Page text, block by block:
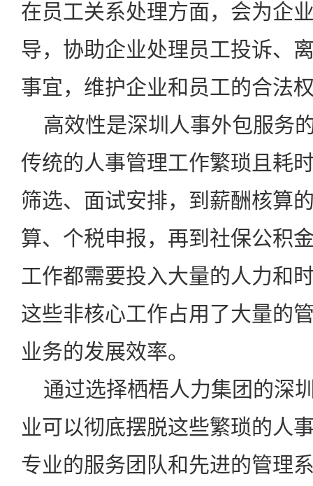
在员工关系处理方面，会为企
导，协助企业处理员工投诉、
事宜，维护企业和员工的合法
高效性是深圳人事外包服务
传统的人事管理工作繁琐且耗
筛选、面试安排，到薪酬核算
算、个税申报，再到社保公积
工作都需要投入大量的人力和
这些非核心工作占用了大量的
业务的发展效率。
通过选择栖梧人力集团的深
业可以彻底摆脱这些繁琐的人
专业的服务团队和先进的管理